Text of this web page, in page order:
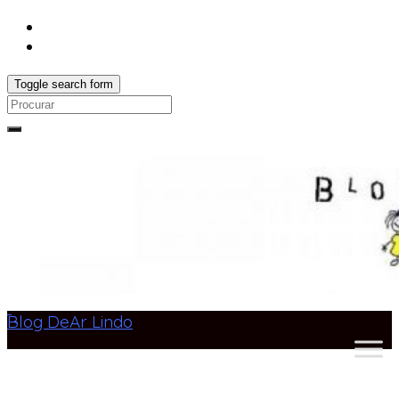
Toggle search form
Search
Blog DeAr Lindo